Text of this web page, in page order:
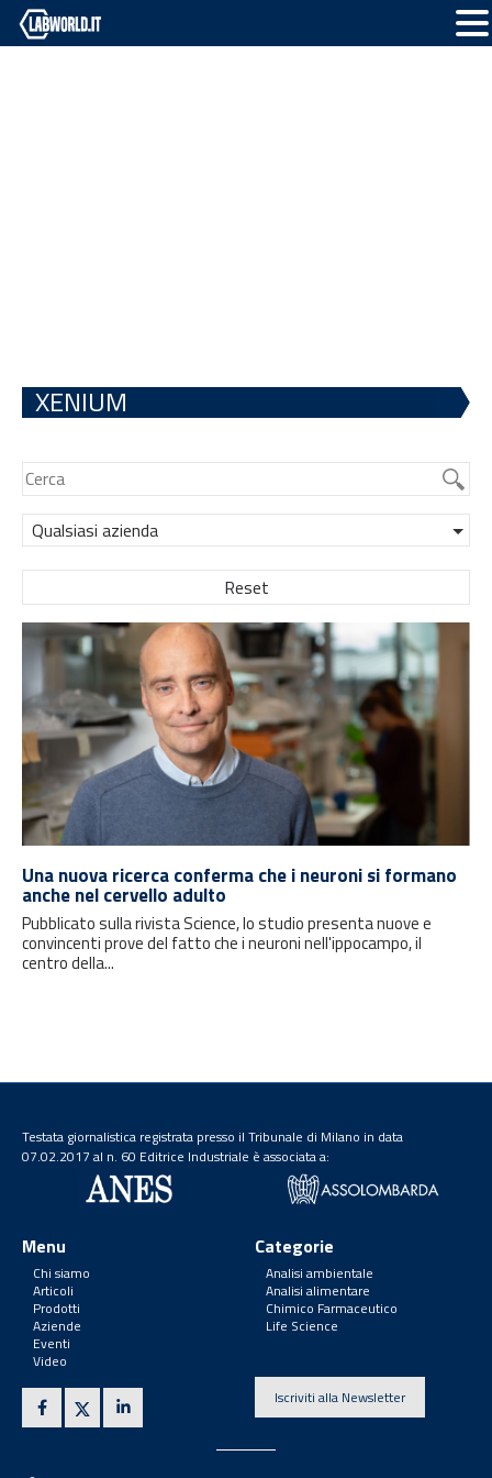
XENIUM
Qualsiasi azienda
Reset
Una nuova ricerca conferma che i neuroni si formano
anche nel cervello adulto
Pubblicato sulla rivista Science, lo studio presenta nuove e
convincenti prove del fatto che i neuroni nell'ippocampo, il
centro della...
Testata giornalistica registrata presso il Tribunale di Milano in data
07.02.2017 al n. 60 Editrice Industriale è associata a:
Menu
Chi siamo
Articoli
Prodotti
Aziende
Eventi
Video
Categorie
Analisi ambientale
Analisi alimentare
Chimico Farmaceutico
Life Science
Iscriviti alla Newsletter